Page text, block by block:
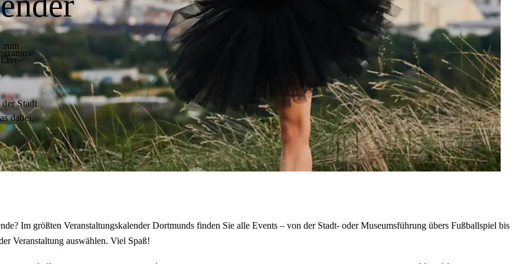
Live-
Stadt
dabei.
Im größten Veranstaltungskalender Dortmunds finden Sie alle Events – von der Stadt- oder Museumsführung übers Fußballspiel bis
Veranstaltung auswählen. Viel Spaß!